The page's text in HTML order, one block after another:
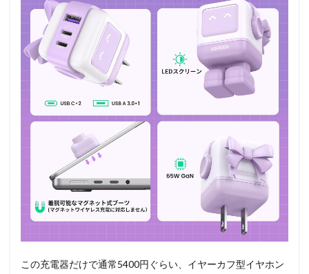
この充電器だけで通常5400円ぐらい、イヤーカフ型イヤホン